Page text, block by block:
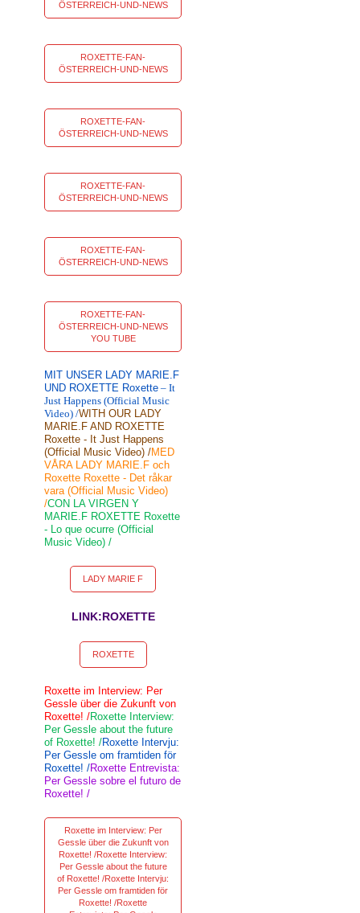
ÖSTERREICH-UND-NEWS
ROXETTE-FAN-
ÖSTERREICH-UND-NEWS
ROXETTE-FAN-
ÖSTERREICH-UND-NEWS
ROXETTE-FAN-
ÖSTERREICH-UND-NEWS
ROXETTE-FAN-
ÖSTERREICH-UND-NEWS
ROXETTE-FAN-
ÖSTERREICH-UND-NEWS
YOU TUBE
MIT UNSER LADY MARIE.F
UND ROXETTE Roxette – It
Just Happens (Official Music
Video) /WITH OUR LADY
MARIE.F AND ROXETTE
Roxette - It Just Happens
(Official Music Video) /MED
VÅRA LADY MARIE.F och
Roxette Roxette - Det råkar
vara (Official Music Video)
/CON LA VIRGEN Y
MARIE.F ROXETTE Roxette
- Lo que ocurre (Official
Music Video) /
LADY MARIE F
LINK:ROXETTE
ROXETTE
Roxette im Interview: Per
Gessle über die Zukunft von
Roxette! /Roxette Interview:
Per Gessle about the future
of Roxette! /Roxette Intervju:
Per Gessle om framtiden för
Roxette! /Roxette Entrevista:
Per Gessle sobre el futuro de
Roxette! /
Roxette im Interview: Per
Gessle über die Zukunft von
Roxette! /Roxette Interview:
Per Gessle about the future
of Roxette! /Roxette Intervju:
Per Gessle om framtiden för
Roxette! /Roxette